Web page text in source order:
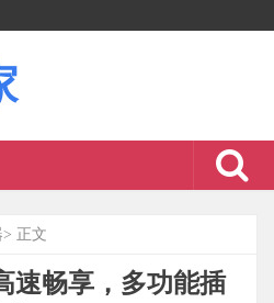
> 正文
速畅享，多功能插